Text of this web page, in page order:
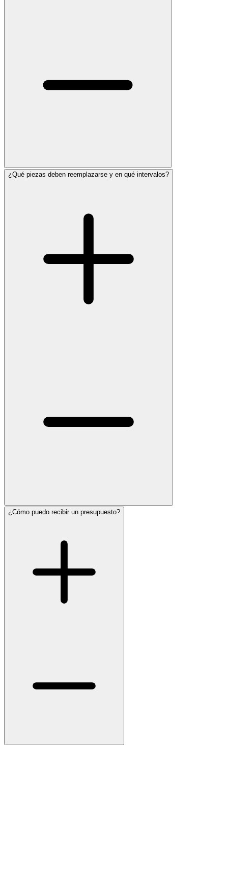
¿Qué piezas deben reemplazarse y en qué intervalos?
¿Cómo puedo recibir un presupuesto?